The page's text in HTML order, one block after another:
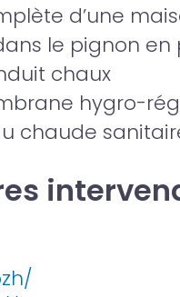
d’une
le pignon en
chaux
hygro-
chaude